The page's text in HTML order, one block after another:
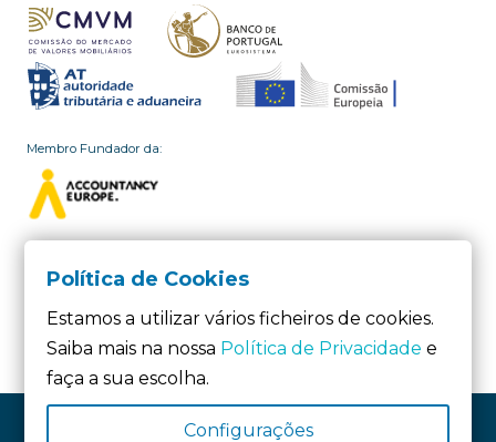
Membro Fundador da:
Política de Cookies
Estamos a utilizar vários ficheiros de cookies.
Saiba mais na nossa Política de Privacidade e
faça a sua escolha.
Configurações